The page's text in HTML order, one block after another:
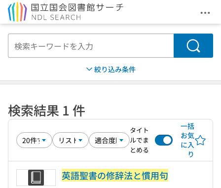
メ
検索
絞り込み条件
検索結果 1 件
タイト
ルでま
とめる
一括
お気
に入
り
英語聖書の修辞法と慣用句